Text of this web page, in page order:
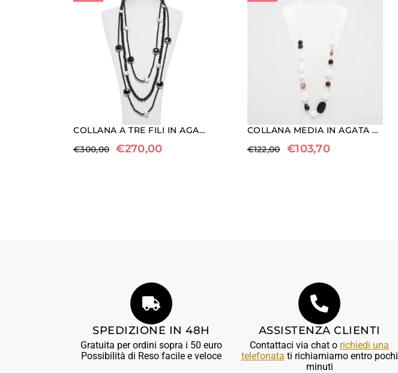
COLLANA A TRE FILI IN AGATA NERA E PERLE
€300,00 €270,00
COLLANA MEDIA IN AGATA BIANCA, OCCHIO DI BUE ED EBANO
€122,00 €103,70
SPEDIZIONE IN 48H
Gratuita per ordini sopra i 50 euro
Possibilità di Reso facile e veloce
ASSISTENZA CLIENTI
Contattaci via chat o richiedi una
telefonata ti richiamiamo entro pochi
minuti